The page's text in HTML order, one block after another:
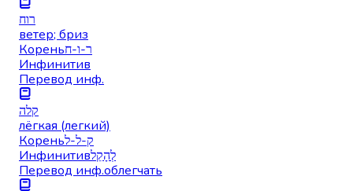
רוח
ветер; бриз
Кореньר-ו-ח
Инфинитив
Перевод инф.
קלה
лёгкая (легкий)
Кореньק-ל-ל
Инфинитивלְהָקֵל
Перевод инф.облегчать